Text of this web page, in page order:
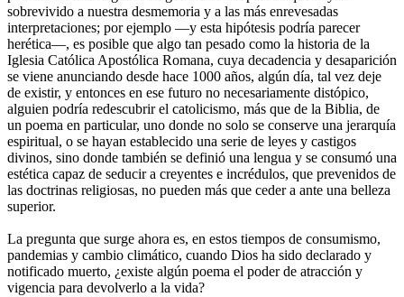
sobrevivido a nuestra desmemoria y a las más enrevesadas
interpretaciones; por ejemplo —y esta hipótesis podría parecer
herética—, es posible que algo tan pesado como la historia de la
Iglesia Católica Apostólica Romana, cuya decadencia y desaparición
se viene anunciando desde hace 1000 años, algún día, tal vez deje
de existir, y entonces en ese futuro no necesariamente distópico,
alguien podría redescubrir el catolicismo, más que de la Biblia, de
un poema en particular, uno donde no solo se conserve una jerarquía
espiritual, o se hayan establecido una serie de leyes y castigos
divinos, sino donde también se definió una lengua y se consumó una
estética capaz de seducir a creyentes e incrédulos, que prevenidos de
las doctrinas religiosas, no pueden más que ceder a ante una belleza
superior.
La pregunta que surge ahora es, en estos tiempos de consumismo,
pandemias y cambio climático, cuando Dios ha sido declarado y
notificado muerto, ¿existe algún poema el poder de atracción y
vigencia para devolverlo a la vida?